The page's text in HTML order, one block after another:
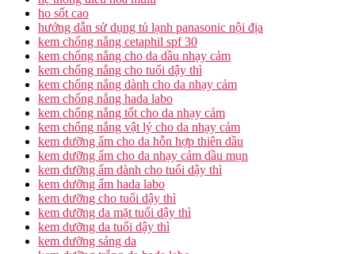
ho sốt cao
hướng dẫn sử dụng tủ lạnh panasonic nội địa
kem chống nắng cetaphil spf 30
kem chống nắng cho da dầu nhạy cảm
kem chống nắng cho tuổi dậy thì
kem chống nắng dành cho da nhạy cảm
kem chống nắng hada labo
kem chống nắng tốt cho da nhạy cảm
kem chống nắng vật lý cho da nhạy cảm
kem dưỡng ẩm cho da hỗn hợp thiên dầu
kem dưỡng ẩm cho da nhạy cảm dầu mụn
kem dưỡng ẩm dành cho tuổi dậy thì
kem dưỡng ẩm hada labo
kem dưỡng cho tuổi dậy thì
kem dưỡng da mặt tuổi dậy thì
kem dưỡng da tuổi dậy thì
kem dưỡng sáng da